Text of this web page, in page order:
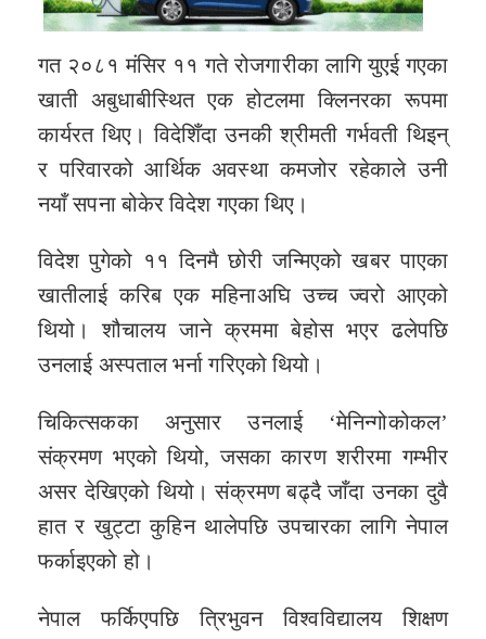
गत २०८१ मंसिर ११ गते रोजगारीका लागि युएई गएका
खाती अबुधाबीस्थित एक होटलमा क्लिनरका रूपमा
कार्यरत थिए। विदेशिँदा उनकी श्रीमती गर्भवती थिइन्
र परिवारको आर्थिक अवस्था कमजोर रहेकाले उनी
नयाँ सपना बोकेर विदेश गएका थिए।
विदेश पुगेको ११ दिनमै छोरी जन्मिएको खबर पाएका
खातीलाई करिब एक महिनाअघि उच्च ज्वरो आएको
थियो। शौचालय जाने क्रममा बेहोस भएर ढलेपछि
उनलाई अस्पताल भर्ना गरिएको थियो।
चिकित्सकका अनुसार उनलाई ‘मेनिन्गोकोकल’
संक्रमण भएको थियो, जसका कारण शरीरमा गम्भीर
असर देखिएको थियो। संक्रमण बढ्दै जाँदा उनका दुवै
हात र खुट्टा कुहिन थालेपछि उपचारका लागि नेपाल
फर्काइएको हो।
नेपाल फर्किएपछि त्रिभुवन विश्वविद्यालय शिक्षण